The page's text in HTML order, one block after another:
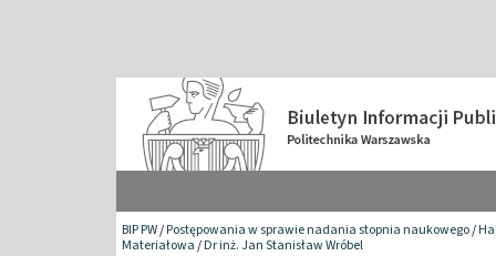
BIP PW/Postępowania w sprawie nadania stopnia naukowego/
Materiałowa/Dr inż. Jan Stanisław Wróbel